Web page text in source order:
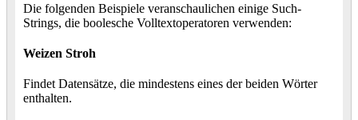
Die folgenden Beispiele veranschaulichen einige Such-
Strings, die boolesche Volltextoperatoren verwenden:
Weizen Stroh
Findet Datensätze, die mindestens eines der beiden Wörter
enthalten.